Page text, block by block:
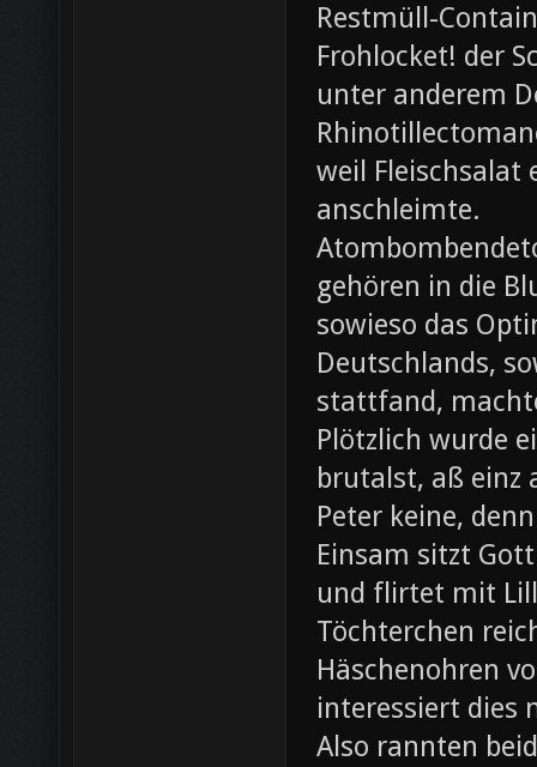
Restmüll-
Frohlocket! der
unter anderem
weil Fleischsalat
anschleimte.
gehören in die
sowieso das
Deutschlands,
stattfand,
Plötzlich wurde
brutalst, aß einz
Peter keine,
Einsam sitzt
und flirtet mit
Töchterchen
Häschenohren
interessiert dies
Also rannten